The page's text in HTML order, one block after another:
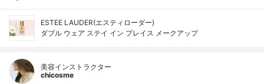
ESTEE LAUDER(エスティローダー)
ダブル ウェア ステイ イン プレイス メークアップ
美容インストラクター
chicosme